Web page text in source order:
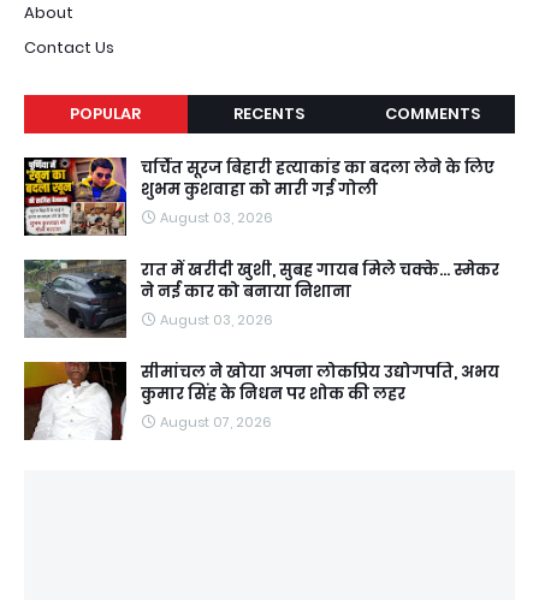
About
Contact Us
POPULAR RECENTS COMMENTS
चर्चित सूरज बिहारी हत्याकांड का बदला लेने के लिए
शुभम कुशवाहा को मारी गई गोली
August 03, 2026
रात में खरीदी खुशी, सुबह गायब मिले चक्के... स्मेकर
ने नई कार को बनाया निशाना
August 03, 2026
सीमांचल ने खोया अपना लोकप्रिय उद्योगपति, अभय
कुमार सिंह के निधन पर शोक की लहर
August 07, 2026